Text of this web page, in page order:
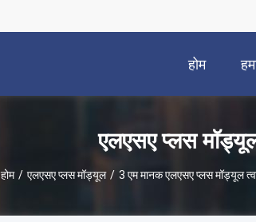
होम
एलएसए प्लस
होम / एलएसए प्लस मॉड्यूल / 3 एम मानक एलएसए प्लस मॉड्यूल